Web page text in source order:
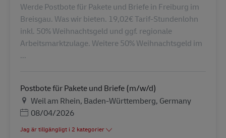
Werde Postbote für Pakete und Briefe in Freiburg im
Breisgau. Was wir bieten. 19,02€ Tarif-Stundenlohn
inkl. 50% Weihnachtsgeld und ggf. regionale
Arbeitsmarktzulage. Weitere 50% Weihnachtsgeld im
...
Postbote für Pakete und Briefe (m/w/d)
PlatsWeil am Rhein, Baden-Württemberg, Germany
Posted Date
08/04/2026
Jag är tillgängligt i 2 kategorier